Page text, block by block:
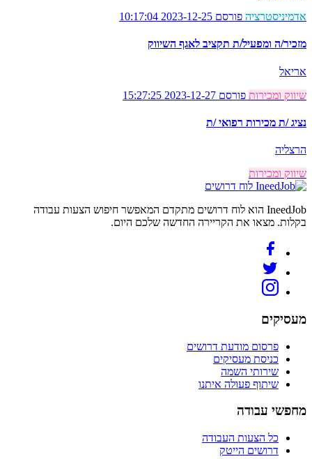
אדמיניסטרציה פורסם 2023-12-25 10:17:04
מזכיר/ה ומפעיל/ת תקציב לאגף השיווק
אריאל
שיווק ומכירות פורסם 2023-12-27 15:27:25
נציג /ת מכירות רפואי /ת
הרצליה
שיווק ומכירות
לוח דרושים
IneedJob הוא לוח דרושים מתקדם המאפשר חיפוש הצעות עבודה
בקלות. מצאו את הקריירה החדשה שלכם היום.
מעסיקים
פרסום מודעת דרושים
כניסת מעסיקים
שירותי השמה
שיתוף פעולה איתנו
מחפשי עבודה
כל הצעות העבודה
דרושים הייטק